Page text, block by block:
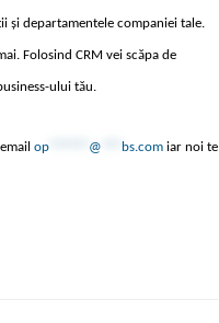
și departamentele companiei tale.
Folosind CRM vei scăpa de
ului tău.
op @ bs.com iar noi te